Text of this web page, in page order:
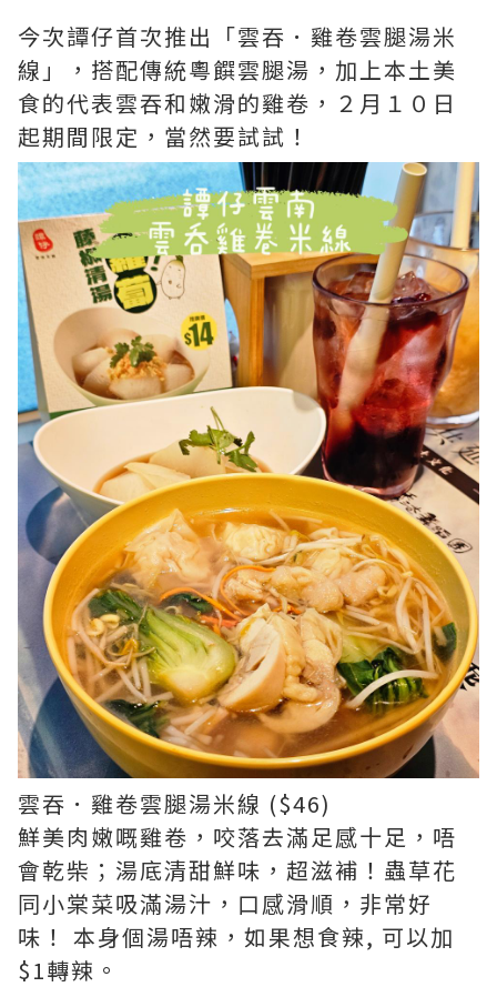
今次譚仔首次推出「雲吞．雞卷雲腿湯米
線」，搭配傳統粵饌雲腿湯，加上本土美
食的代表雲吞和嫩滑的雞卷，２月１０日
起期間限定，當然要試試！
雲吞．雞卷雲腿湯米線 ($46)
鮮美肉嫩嘅雞卷，咬落去滿足感十足，唔
會乾柴；湯底清甜鮮味，超滋補！蟲草花
同小棠菜吸滿湯汁，口感滑順，非常好
味！ 本身個湯唔辣，如果想食辣, 可以加
$1轉辣。